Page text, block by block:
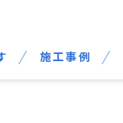
施工事例